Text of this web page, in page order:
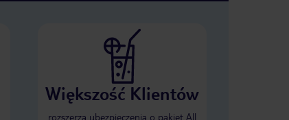
Większość Klientów
rozszerza ubezpieczenia o pakiet All